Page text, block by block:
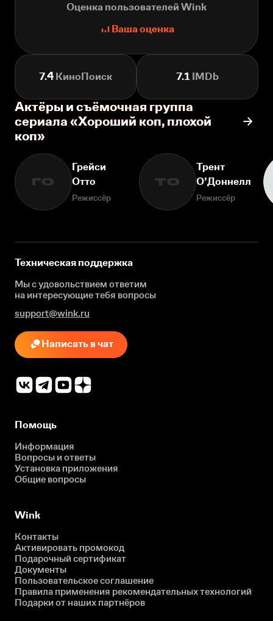
Оценка пользователей Wink
Ваша оценка
7.4 КиноПоиск 7.1 IMDb
Актёры и съёмочная группа
сериала «Хороший коп, плохой
коп»
ГО
Грейси
Отто
Режиссёр
ТО
Трент
О’Доннелл
Режиссёр
Техническая поддержка
Мы с удовольствием ответим
на интересующиетебя вопросы
support@wink.ru
Написать в чат
Помощь
Информация
Вопросы и ответы
Установка приложения
Общие вопросы
Wink
Контакты
Активировать промокод
Подарочный сертификат
Документы
Пользовательское соглашение
Правила применения рекомендательных технологий
Подарки от наших партнёров